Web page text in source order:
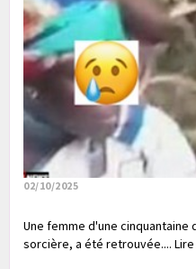
02/10/2025
Une femme d'une
sorcière, a été retrouvée....